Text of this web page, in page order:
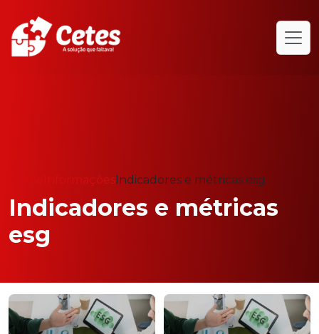
InformaçõesIndicadores e métricas esg
Indicadores e métricas
esg